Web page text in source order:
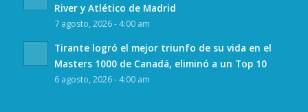
River y Atlético de Madrid
7 agosto, 2026 - 4:00 am
Tirante logró el mejor triunfo de su vida en el
Masters 1000 de Canadá, eliminó a un Top 10
6 agosto, 2026 - 4:00 am